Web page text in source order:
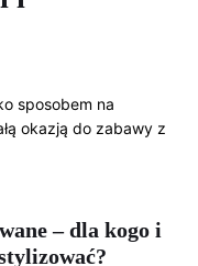
sposobem na
okazją do zabawy z
– dla kogo i